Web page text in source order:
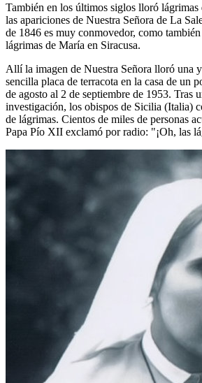
También en los últimos siglos lloró
las apariciones de Nuestra Señora de La
de 1846 es muy conmovedor, como
lágrimas de María en Siracusa.
Allí la imagen de Nuestra Señora lloró una
sencilla placa de terracota en la casa de un
de agosto al 2 de septiembre de 1953. Tras
investigación, los obispos de Sicilia (Italia)
de lágrimas. Cientos de miles de personas
Papa Pío XII exclamó por radio: "¡Oh, las